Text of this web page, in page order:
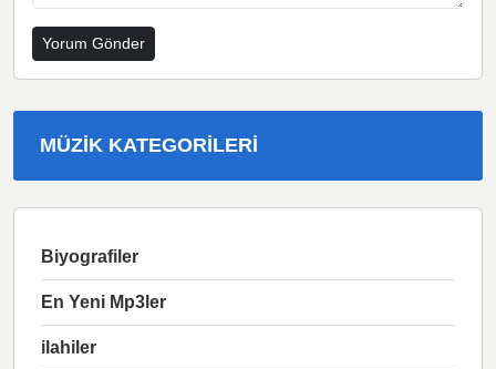
MÜZIK KATEGORILERI
Biyografiler
En Yeni Mp3ler
ilahiler